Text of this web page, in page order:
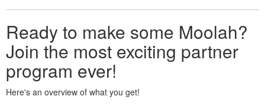
Ready to make some Moolah?
Join the most exciting partner
program ever!
Here's an overview of what you get!